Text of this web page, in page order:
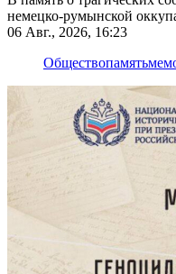
немецко-румынской
возложения цветов
06 Авг., 2026, 16:23
Обществопамять